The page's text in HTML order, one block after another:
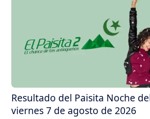
Resultado del Paisita Noche
viernes 7 de agosto de 2026